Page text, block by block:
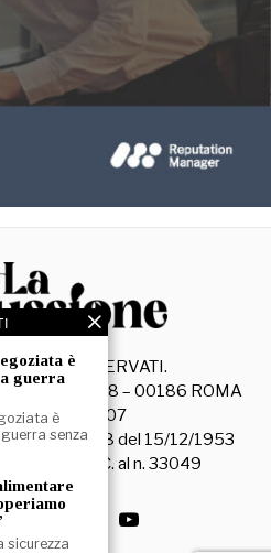
DIRITTI RISERVATI.
Capranica, 78 – 00186 ROMA
15045971007
Roma n. 3628 del 15/12/1953
al R.O.C. al n. 33049
è
guerra
è
senza
sicurezza